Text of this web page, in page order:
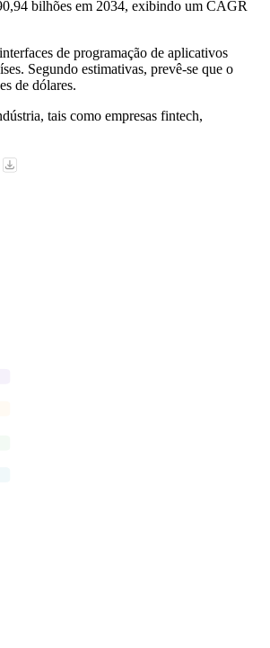
bilhões em 2034, exibindo um CAGR
de programação de aplicativos
Segundo estimativas, prevê-se que o
de dólares.
tais como empresas fintech,